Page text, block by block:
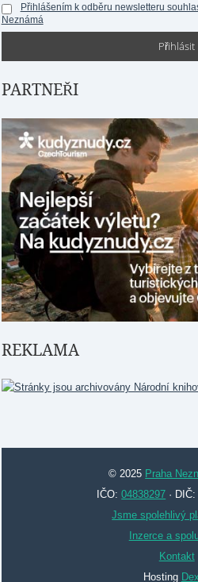
Přihlášením k odběru newsletteru
Neznámá
PARTNEŘI
REKLAMA
© 2025 Praha
IČO:04838297 ·
Jsme spolehlivý
Inzerce a
Kontakt
Hosting